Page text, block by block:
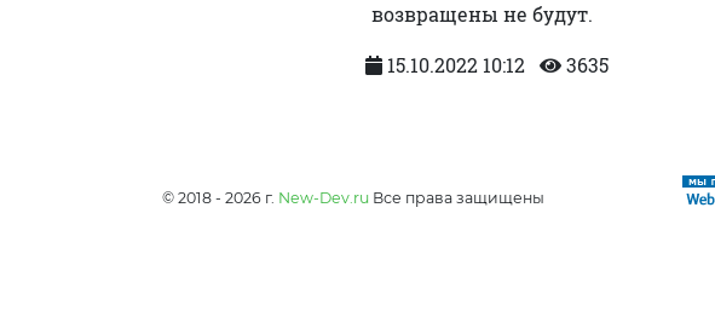
возвращены не будут.
15.10.2022 10:12
3635
© 2018 - 2026 г. New-Dev.ru Все права защищены